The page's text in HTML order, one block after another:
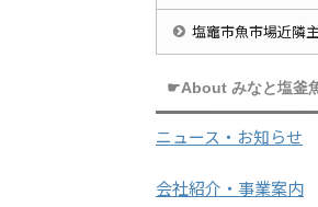
塩竈市魚市場近隣
☛About みなと塩釜
ニュース・お知らせ
会社紹介・事業案内